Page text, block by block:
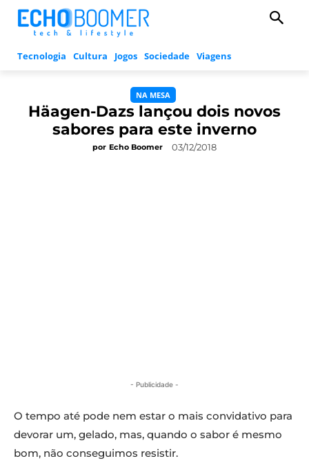
Tecnologia Cultura Jogos Sociedade Viagens
NA MESA
Häagen-Dazs lançou dois novos
sabores para este inverno
por Echo Boomer 03/12/2018
- Publicidade -
O tempo até pode nem estar o mais convidativo para
devorar um, gelado, mas, quando o sabor é mesmo
bom, não conseguimos resistir.